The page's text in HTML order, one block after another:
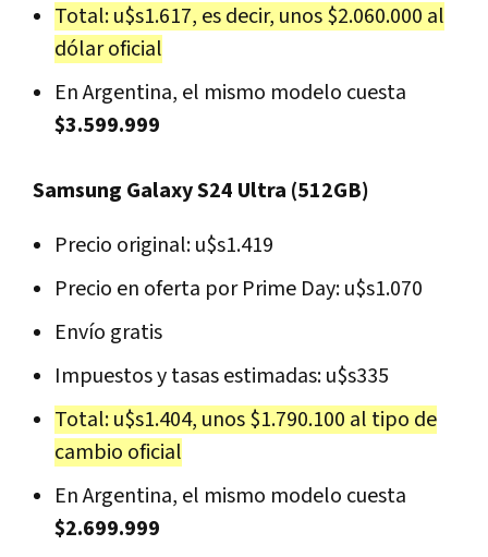
Total: u$s1.617, es decir, unos $2.060.000 al
dólar oficial
En Argentina, el mismo modelo cuesta
$3.599.999
Samsung Galaxy S24 Ultra (512GB)
Precio original: u$s1.419
Precio en oferta por Prime Day: u$s1.070
Envío gratis
Impuestos y tasas estimadas: u$s335
Total: u$s1.404, unos $1.790.100 al tipo de
cambio oficial
En Argentina, el mismo modelo cuesta
$2.699.999